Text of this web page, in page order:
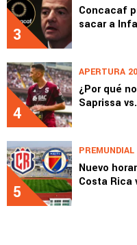
3
Concacaf
sacar a
4
APERTURA
¿Por qué
Saprissa
5
Nuevo
Costa Rica